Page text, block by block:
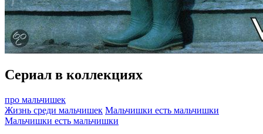
Сериал в коллекциях
про мальчишек
Жизнь среди мальчишек Мальчишки есть мальчишки
Мальчишки есть мальчишки